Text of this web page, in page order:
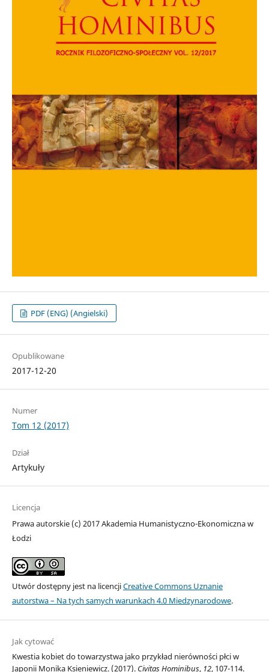
PDF (ENG) (Angielski)
Opublikowane
2017-12-20
Numer
Tom 12 (2017)
Dział
Artykuły
Licencja
Prawa autorskie (c) 2017 Akademia Humanistyczno-Ekonomiczna w
Łodzi
Utwór dostępny jest na licencjiCreative Commons Uznanie
autorstwa – Na tych samych warunkach 4.0 Miedzynarodowe.
Jak cytować
Kwestia kobiet do towarzystwa jako przykład nierówności płci w
Japonii Monika Ksieniewicz. (2017). Civitas Hominibus, 12, 107-114.